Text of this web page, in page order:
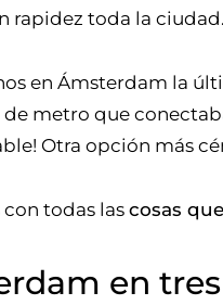
rapidez toda la ciudad.
en Ámsterdam la
de metro que
Otra opción más
con todas lascosas
en